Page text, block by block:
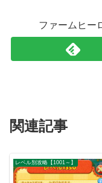
ファームヒー
関連記事
レベル別攻略【1001～】